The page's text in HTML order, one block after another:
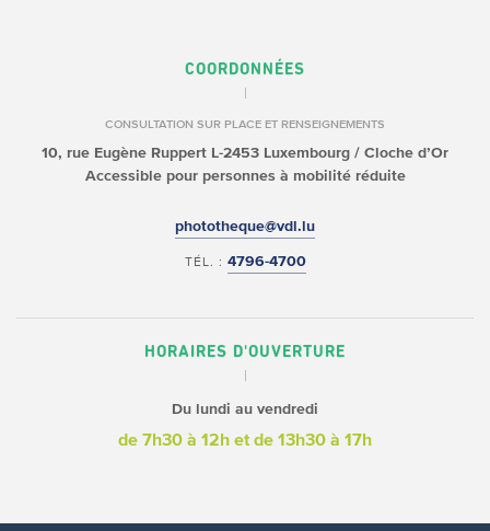
COORDONNÉES
CONSULTATION SUR PLACE ET RENSEIGNEMENTS
10, rue Eugène Ruppert L-2453 Luxembourg / Cloche d’Or
Accessible pour personnes à mobilité réduite
phototheque@vdl.lu
TÉL. : 4796-4700
HORAIRES D'OUVERTURE
Du lundi au vendredi
de 7h30 à 12h et de 13h30 à 17h